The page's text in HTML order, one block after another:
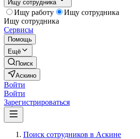
Ищу сотрудника
Ищу работу
Ищу сотрудника
Ищу сотрудника
Сервисы
Помощь
Ещё
Поиск
Аскино
Войти
Войти
Зарегистрироваться
Поиск сотрудников в Аскине